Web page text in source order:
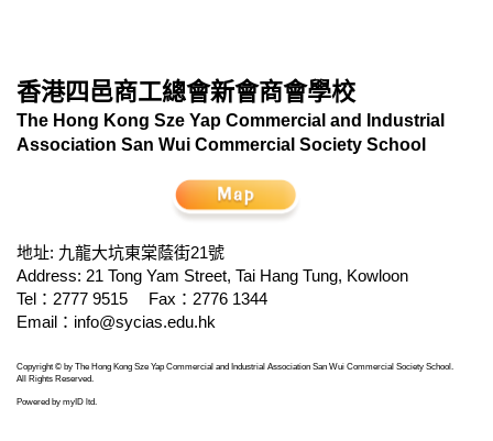
香港四邑商工總會新會商會學校
The Hong Kong Sze Yap Commercial and Industrial
Association San Wui Commercial Society School
地址: 九龍大坑東棠蔭街21號
Address: 21 Tong Yam Street, Tai Hang Tung, Kowloon
Tel：2777 9515
Fax：2776 1344
Email： info@sycias.edu.hk
Copyright © by The Hong Kong Sze Yap Commercial and Industrial Association San Wui Commercial Society School.
All Rights Reserved.
Powered by myID ltd